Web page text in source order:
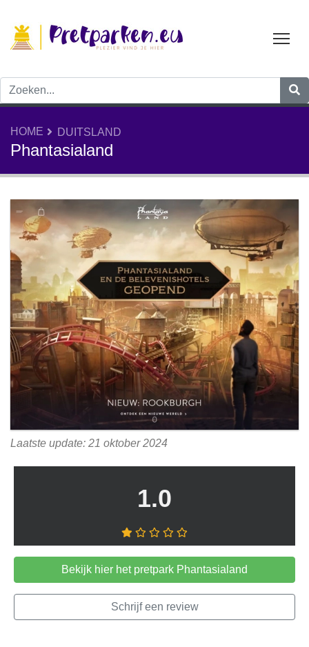
HOME DUITSLAND
Phantasialand
Laatste update: 21 oktober 2024
1.0
Bekijk hier het pretpark Phantasialand
Schrijf een review